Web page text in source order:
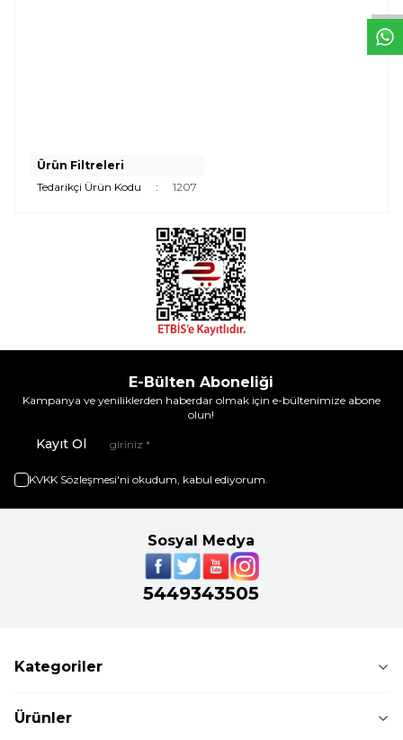
Ürün Filtreleri
Tedarikçi Ürün Kodu
: 1207
E-Bülten Aboneliği
Kampanya ve yeniliklerden haberdar olmak için e-bültenimize abone
olun!
Kayıt Ol
KVKK Sözleşmesi'ni okudum, kabul ediyorum.
Sosyal Medya
5449343505
Kategoriler
Ürünler